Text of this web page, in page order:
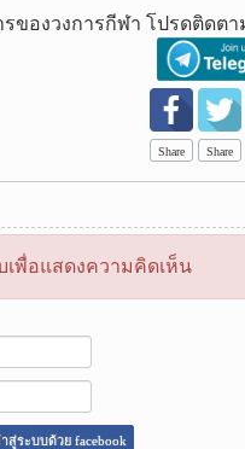
ของวงการกีฬา โปรดติดตา
Share Share
เพื่อแสดงความคิดเห็น
สู่ระบบด้วย facebook